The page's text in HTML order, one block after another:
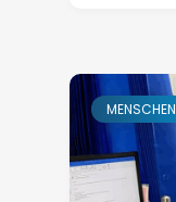
MENSCHEN